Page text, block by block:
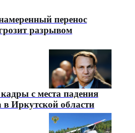
перенос
разрывом
с места падения
в Иркутской области